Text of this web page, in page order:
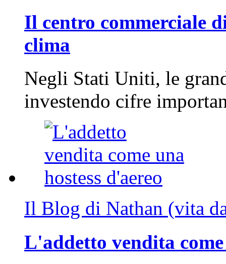
Il centro commerciale
clima
Negli Stati Uniti, le
investendo cifre
Il Blog di Nathan (vita
L'addetto vendita